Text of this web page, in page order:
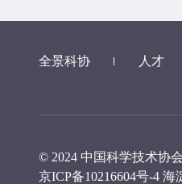
全景科协 人才
© 2024 中国科学技术协
京ICP备10216604号-4 海